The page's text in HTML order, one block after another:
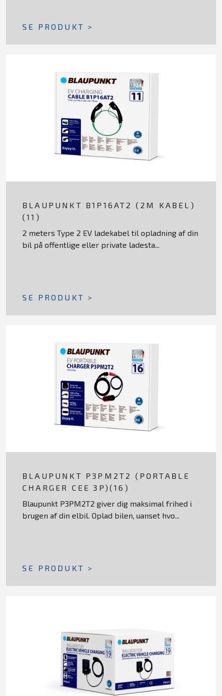
SE PRODUKT >
BLAUPUNKT B1P16AT2 (2M KABEL)
(11)
2 meters Type 2 EV ladekabel til opladning af din
bil på offentlige eller private ladesta...
SE PRODUKT >
BLAUPUNKT P3PM2T2 (PORTABLE
CHARGER CEE 3P)(16)
Blaupunkt P3PM2T2 giver dig maksimal frihed i
brugen af din elbil. Oplad bilen, uanset hvo...
SE PRODUKT >